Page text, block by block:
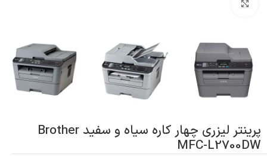
پرینتر لیزری چهار کاره سیاه و سفید Brother
MFC-L2700DW